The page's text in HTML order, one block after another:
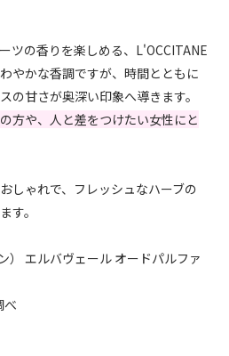
ツの香りを楽しめる、L'OCCITANE
やかな香調ですが、時間とともに
の甘さが奥深い印象へ導きます。
方や、人と差をつけたい女性にと
しゃれで、フレッシュなハーブの
す。
） エルバヴェール オードパルファ
べ